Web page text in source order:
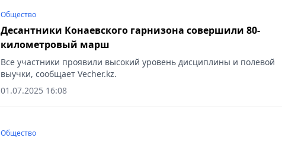
Общество
Десантники Конаевского гарнизона совершили 80-
километровый марш
Все участники проявили высокий уровень дисциплины и полевой
выучки, сообщает Vecher.kz.
01.07.2025 16:08
Общество